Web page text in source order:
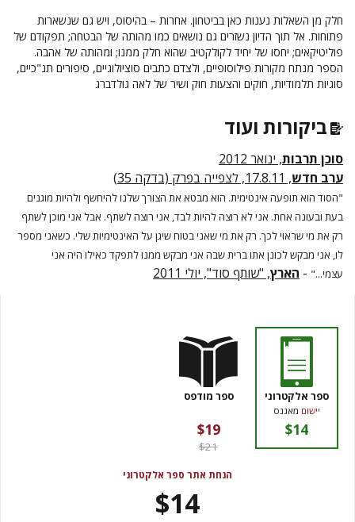
חלק מן השאלות נענות כאן בביטחון. אחרות – בהיסוס, ויש גם שנשארות
פתוחות. אל תוך הדיון נשזרים גם נושאים כמו מהותה של הבטחה; תפקודם של
פוליטיקאים; יחסו של יחיד לקולקטיב שהוא חלק ממנו; ומהותה של אהבה.
הספר מנתח מקורות פילוסופיים, ולצדם כתבים סוציולוגיים, סיפורים תנ"כיים,
סוגיות תלמודיות, חוקים והצעות חוק ושיר של לאה גולדברג
ביקורות ועוד
סוכן תרבות, ינואר 2012
ערב חדש, 17.8.11, לצפייה בפרק (בדקה 35)
"הסוד הוא תופעה אינטימית. הוא מבטא את הצורך שלנו להיחשף ולהיות מוגנים
בעת ובעונה אחת. אני לא רוצה להיות לבד, אני רוצה לשתף. אבל אני מוכן לשתף
רק את מי שראוי לכך. רק את מי שאני בטוח שיגן על האינטימיות שלי. כשאני מספר
לו, אני מבקש לכונן אתו ברית שבה אני מבקש ממנו לתפקד כאילו היה אני
עצמי..." - הארץ, "שותף סוד", יולי 2011
ספר אלקטרוני
יישום מאגנס
$14
ספר מודפס
$19
$21
הנחת אתר ספר אלקטרוני
$14